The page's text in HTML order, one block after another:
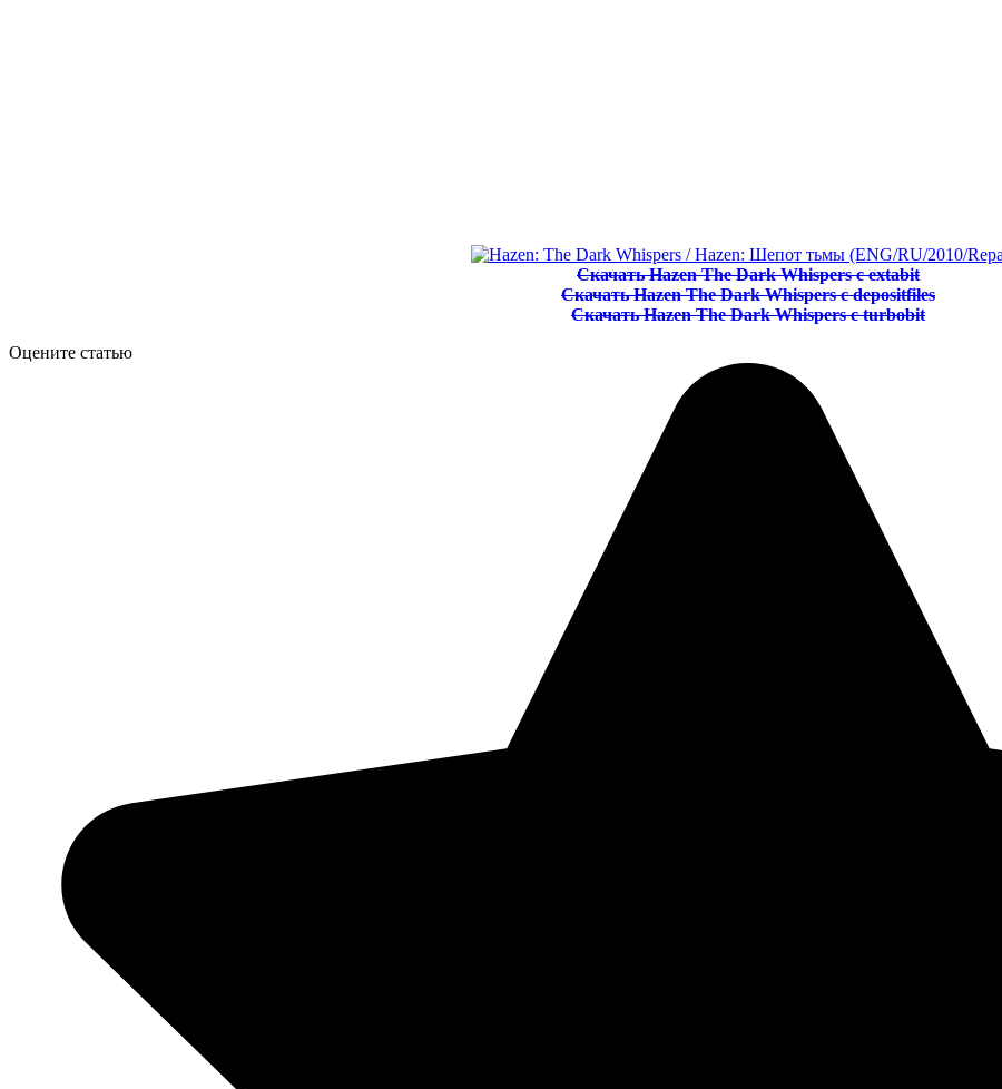
Скачать Hazen The Dark Whispers с extabit
Скачать Hazen The Dark Whispers с depositfiles
Скачать Hazen The Dark Whispers с turbobit
Оцените статью